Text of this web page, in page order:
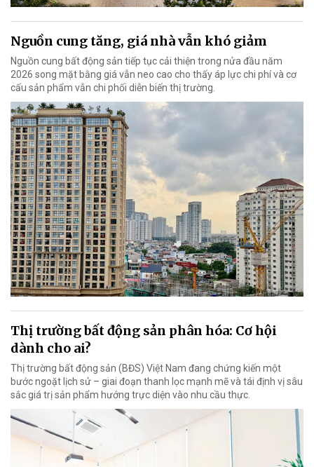
Nguồn cung tăng, giá nhà vẫn khó giảm
Nguồn cung bất động sản tiếp tục cải thiện trong nửa đầu năm
2026 song mặt bằng giá vẫn neo cao cho thấy áp lực chi phí và cơ
cấu sản phẩm vẫn chi phối diễn biến thị trường.
Thị trường bất động sản phân hóa: Cơ hội
dành cho ai?
Thị trường bất động sản (BĐS) Việt Nam đang chứng kiến một
bước ngoặt lịch sử – giai đoạn thanh lọc mạnh mẽ và tái định vị sâu
sắc giá trị sản phẩm hướng trực diện vào nhu cầu thực.